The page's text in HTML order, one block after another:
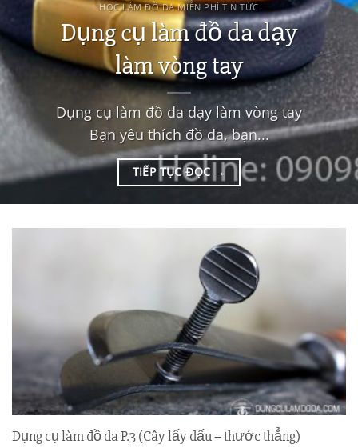
HỌC LÀM ĐỒ DA MIỄN PHÍ TIN TỨC
Dụng cụ làm đồ da dạy
làm vòng tay
Dụng cụ làm đồ da dạy làm vòng tay
Bạn yêu thích đồ da, bạn...
TIẾP TỤC ĐỌC →
Dụng cụ làm đồ da P.3 (Cây lấy dấu – thước thẳng)